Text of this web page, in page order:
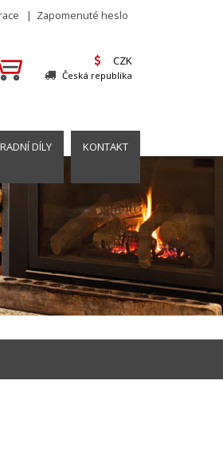
| Zapomenuté heslo
CZK
Česká republika
DÍLY KONTAKT